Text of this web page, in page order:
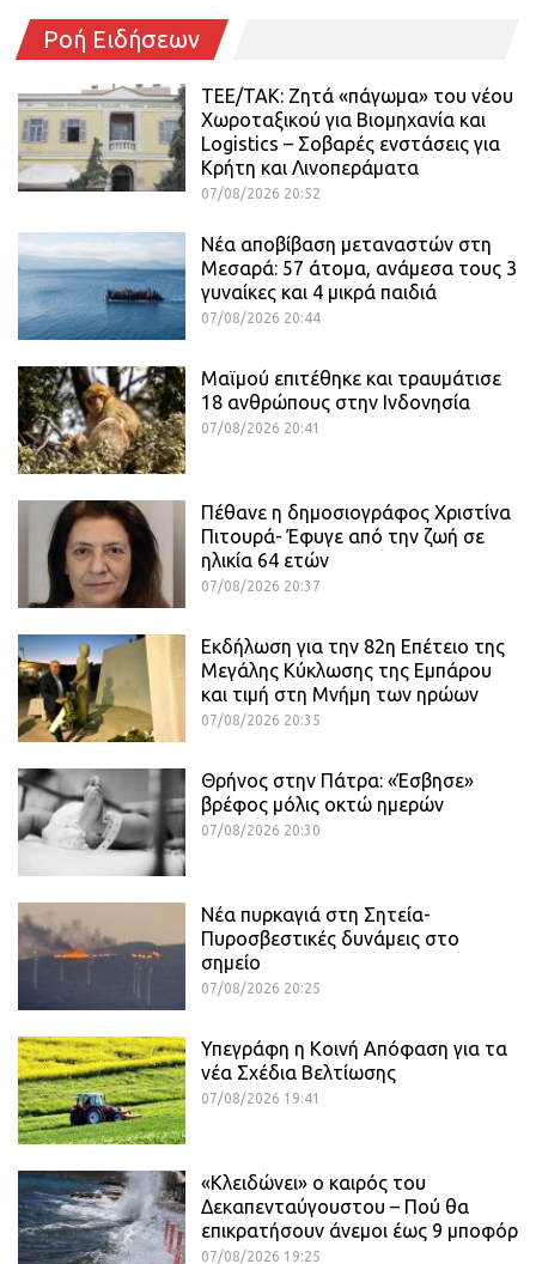
Ροή Ειδήσεων
ΤΕΕ/ΤΑΚ: Ζητά «πάγωμα» του νέου
Χωροταξικού για Βιομηχανία και
Logistics – Σοβαρές ενστάσεις για
Κρήτη και Λινοπεράματα
07/08/2026 20:52
Νέα αποβίβαση μεταναστών στη
Μεσαρά: 57 άτομα, ανάμεσα τους 3
γυναίκες και 4 μικρά παιδιά
07/08/2026 20:44
Μαϊμού επιτέθηκε και τραυμάτισε
18 ανθρώπους στην Ινδονησία
07/08/2026 20:41
Πέθανε η δημοσιογράφος Χριστίνα
Πιτουρά- Έφυγε από την ζωή σε
ηλικία 64 ετών
07/08/2026 20:37
Εκδήλωση για την 82η Επέτειο της
Μεγάλης Κύκλωσης της Εμπάρου
και τιμή στη Μνήμη των ηρώων
07/08/2026 20:35
Θρήνος στην Πάτρα: «Έσβησε»
βρέφος μόλις οκτώ ημερών
07/08/2026 20:30
Νέα πυρκαγιά στη Σητεία-
Πυροσβεστικές δυνάμεις στο
σημείο
07/08/2026 20:25
Υπεγράφη η Κοινή Απόφαση για τα
νέα Σχέδια Βελτίωσης
07/08/2026 19:41
«Κλειδώνει» ο καιρός του
Δεκαπενταύγουστου – Πού θα
επικρατήσουν άνεμοι έως 9 μποφόρ
07/08/2026 19:25